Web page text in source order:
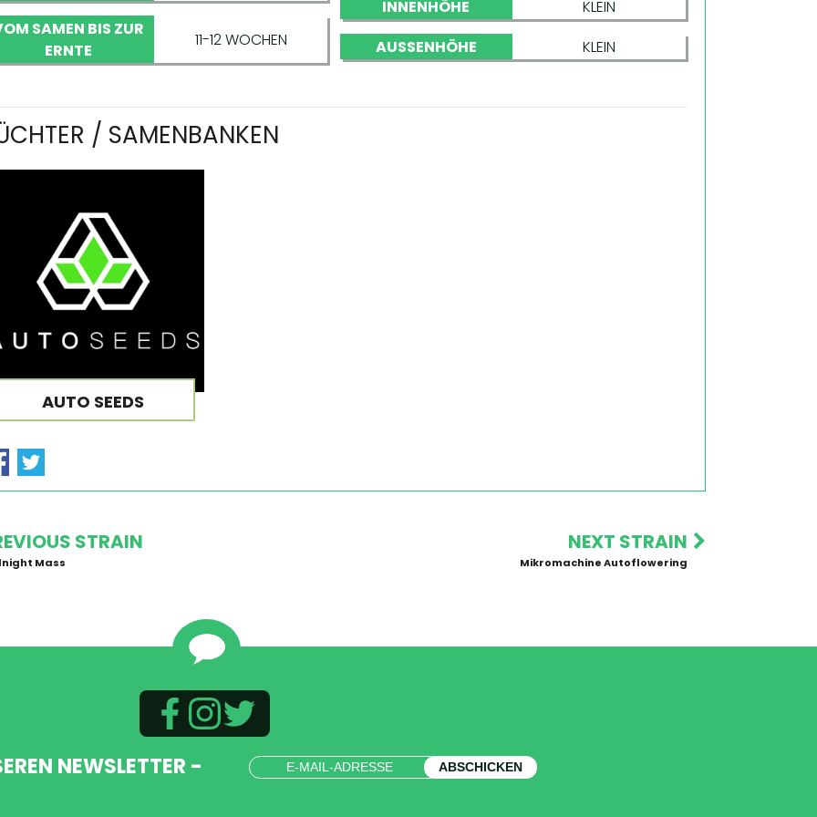
SAMEN BIS ZUR
ERNTE
11-12 WOCHEN
INNENHÖHE
KLEIN
AUSSENHÖHE
KLEIN
/ SAMENBANKEN
AUTO SEEDS
STRAIN
Mass
NEXT STRAIN
Mikromachine Autoflowering
NEWSLETTER - ABSCHICKEN